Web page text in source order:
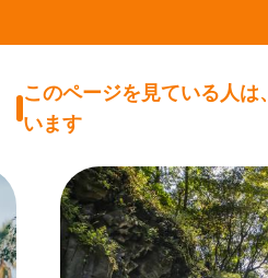
このページを見ている人は
います